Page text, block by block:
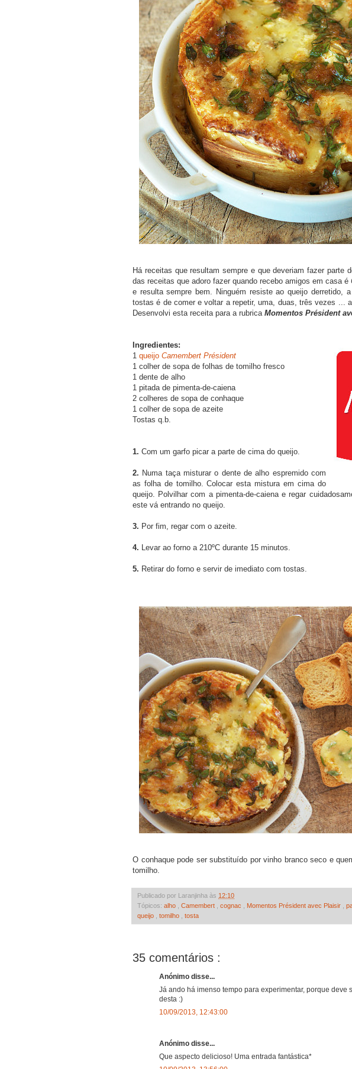
Há receitas que resultam sempre e que deveriam fazer parte
das receitas que adoro fazer quando recebo amigos em casa é
e resulta sempre bem. Ninguém resiste ao queijo derretido,
tostas é de comer e voltar a repetir, uma, duas, três vezes ...
Desenvolvi esta receita para a rubrica Momentos Président
Ingredientes:
1 queijo Camembert Président
1 colher de sopa de folhas de tomilho fresco
1 dente de alho
1 pitada de pimenta-de-caiena
2 colheres de sopa de conhaque
1 colher de sopa de azeite
Tostas q.b.
1. Com um garfo picar a parte de cima do queijo.
2. Numa taça misturar o dente de alho espremido com
as folha de tomilho. Colocar esta mistura em cima do
queijo. Polvilhar com a pimenta-de-caiena e regar
este vá entrando no queijo.
3. Por fim, regar com o azeite.
4. Levar ao forno a 210ºC durante 15 minutos.
5. Retirar do forno e servir de imediato com tostas.
O conhaque pode ser substituído por vinho branco seco e
tomilho.
Publicado por Laranjinha às 12:10
Tópicos: alho Camembert cognac Momentos Président avec Plaisir
queijo
tomilho tosta
35 comentários :
Anónimo disse...
Já ando há imenso tempo para experimentar, porque deve
desta :)
10/09/2013, 12:43:00
Anónimo disse...
Que aspecto delicioso! Uma entrada fantástica*